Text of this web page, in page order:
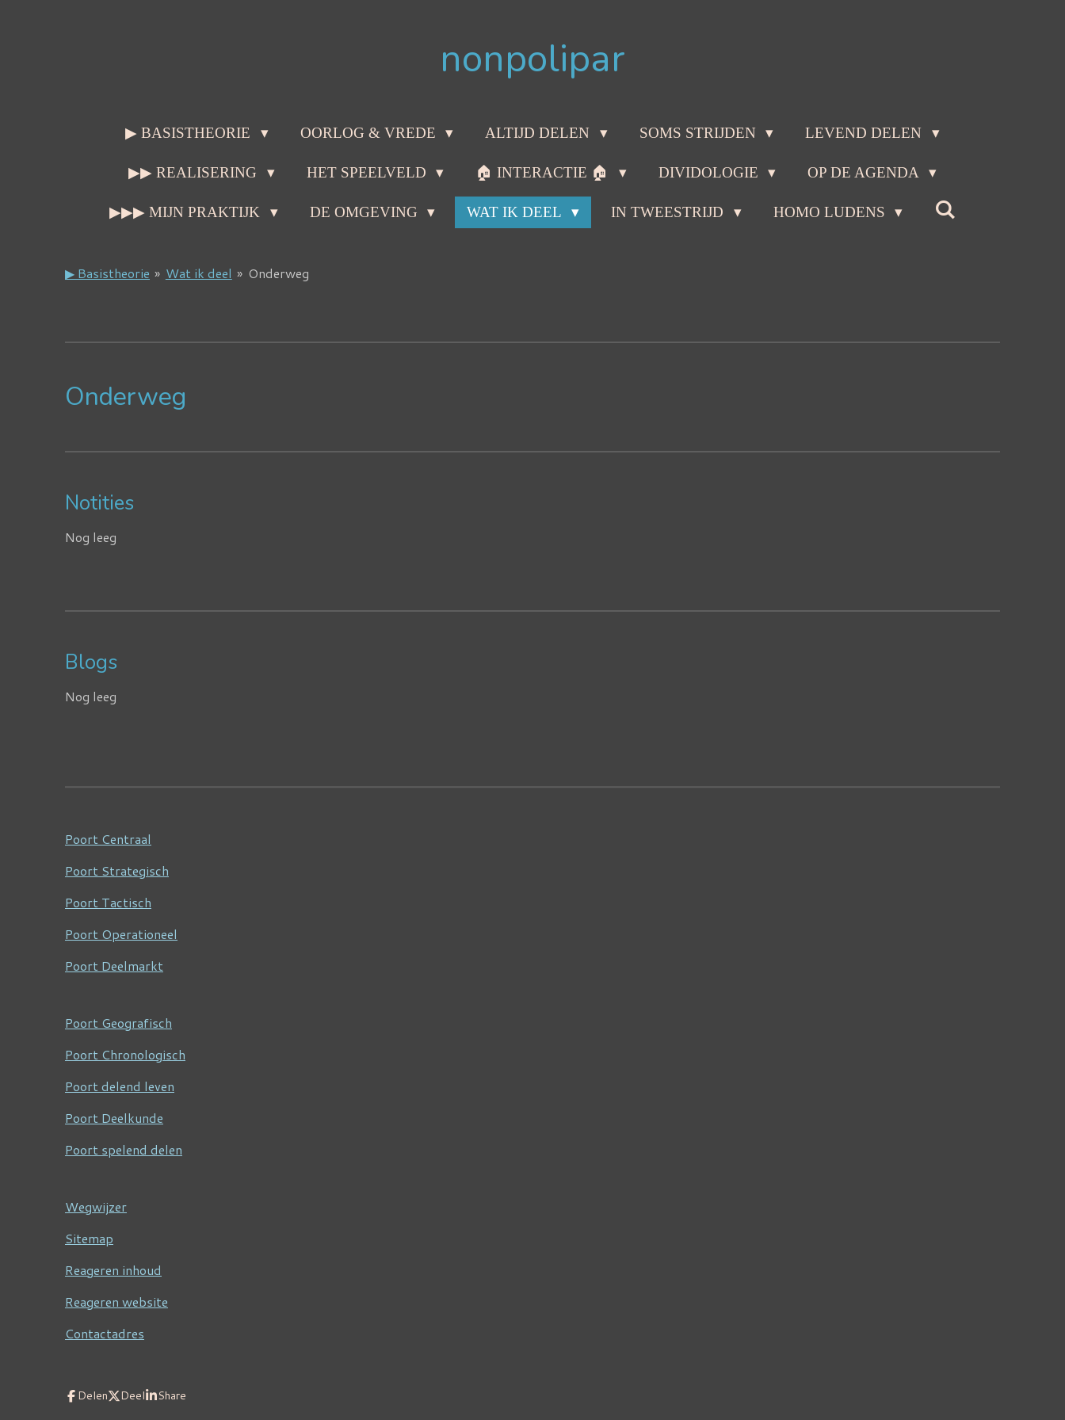
nonpolipar
▶ BASISTHEORIE OORLOG & VREDE ALTIJD DELEN SOMS STRIJDEN LEVEND DELEN
▶▶ REALISERING HET SPEELVELD 🏠 INTERACTIE 🏠 DIVIDOLOGIE OP DE AGENDA
▶▶▶ MIJN PRAKTIJK DE OMGEVING WAT IK DEEL IN TWEESTRIJD HOMO LUDENS
▶ Basistheorie » Wat ik deel » Onderweg
Onderweg
Notities
Nog leeg
Blogs
Nog leeg
Poort Centraal
Poort Strategisch
Poort Tactisch
Poort Operationeel
Poort Deelmarkt
Poort Geografisch
Poort Chronologisch
Poort delend leven
Poort Deelkunde
Poort spelend delen
Wegwijzer
Sitemap
Reageren inhoud
Reageren website
Contactadres
Delen Deel Share